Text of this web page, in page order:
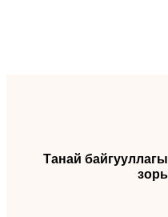
Танай